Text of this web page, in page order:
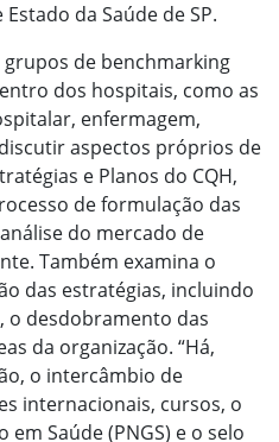
da Saúde de SP.
grupos de benchmarking
dos hospitais, como as
enfermagem,
aspectos próprios de
e Planos do CQH,
de formulação das
do mercado de
Também examina o
das estratégias, incluindo
o desdobramento das
da organização. “Há,
o intercâmbio de
internacionais, cursos, o
Saúde (PNGS) e o selo